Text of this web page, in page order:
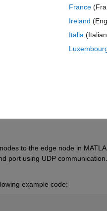
to the edge node in
port using UDP
example code:
France
Ireland
Italia